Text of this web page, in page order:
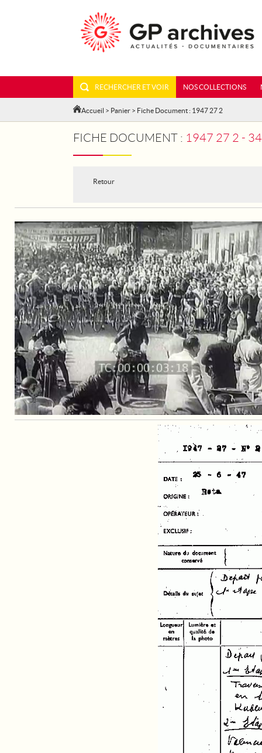
RECHERCHER ET VOIR NOS COLLECTIONS
Accueil > Panier > Fiche Document : 1947 27 2
FICHE DOCUMENT : 1947 27 2 -
Retour